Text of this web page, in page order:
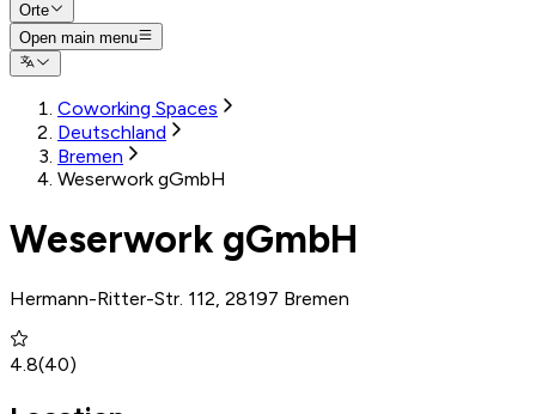
Orte
Open main menu
Coworking Spaces
Deutschland
Bremen
Weserwork gGmbH
Weserwork gGmbH
Hermann-Ritter-Str. 112, 28197 Bremen
4.8(40)